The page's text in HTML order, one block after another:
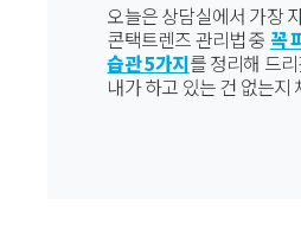
오늘은 상담실에서 가장
콘택트렌즈 관리법 중 꼭
습관 5가지를 정리해 드
내가 하고 있는 건 없는지